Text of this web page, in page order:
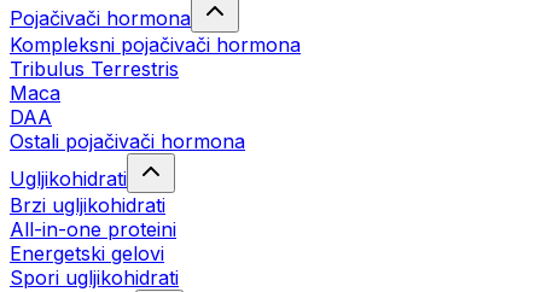
Pojačivači hormona
Kompleksni pojačivači hormona
Tribulus Terrestris
Maca
DAA
Ostali pojačivači hormona
Ugljikohidrati
Brzi ugljikohidrati
All-in-one proteini
Energetski gelovi
Spori ugljikohidrati